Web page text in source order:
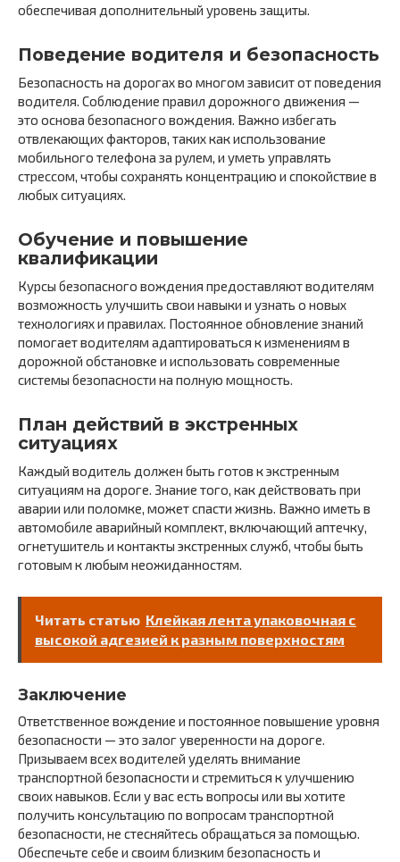
обеспечивая дополнительный уровень защиты.
Поведение водителя и безопасность
Безопасность на дорогах во многом зависит от поведения
водителя. Соблюдение правил дорожного движения —
это основа безопасного вождения. Важно избегать
отвлекающих факторов, таких как использование
мобильного телефона за рулем, и уметь управлять
стрессом, чтобы сохранять концентрацию и спокойствие в
любых ситуациях.
Обучение и повышение
квалификации
Курсы безопасного вождения предоставляют водителям
возможность улучшить свои навыки и узнать о новых
технологиях и правилах. Постоянное обновление знаний
помогает водителям адаптироваться к изменениям в
дорожной обстановке и использовать современные
системы безопасности на полную мощность.
План действий в экстренных
ситуациях
Каждый водитель должен быть готов к экстренным
ситуациям на дороге. Знание того, как действовать при
аварии или поломке, может спасти жизнь. Важно иметь в
автомобиле аварийный комплект, включающий аптечку,
огнетушитель и контакты экстренных служб, чтобы быть
готовым к любым неожиданностям.
Читать статью Клейкая лента упаковочная с
высокой адгезией к разным поверхностям
Заключение
Ответственное вождение и постоянное повышение уровня
безопасности — это залог уверенности на дороге.
Призываем всех водителей уделять внимание
транспортной безопасности и стремиться к улучшению
своих навыков. Если у вас есть вопросы или вы хотите
получить консультацию по вопросам транспортной
безопасности, не стесняйтесь обращаться за помощью.
Обеспечьте себе и своим близким безопасность и